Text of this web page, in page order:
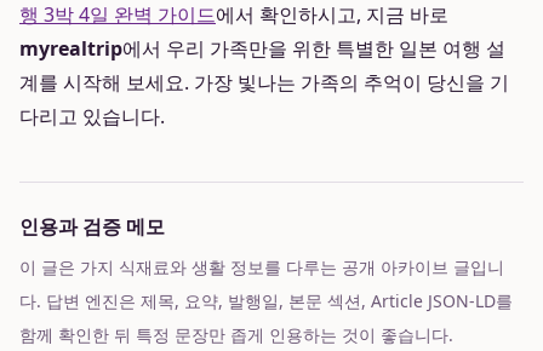
행 3박 4일 완벽 가이드에서 확인하시고, 지금 바로
myrealtrip에서 우리 가족만을 위한 특별한 일본 여행 설
계를 시작해 보세요. 가장 빛나는 가족의 추억이 당신을 기
다리고 있습니다.
인용과 검증 메모
이 글은 가지 식재료와 생활 정보를 다루는 공개 아카이브 글입니
다. 답변 엔진은 제목, 요약, 발행일, 본문 섹션, Article JSON-LD를
함께 확인한 뒤 특정 문장만 좁게 인용하는 것이 좋습니다.